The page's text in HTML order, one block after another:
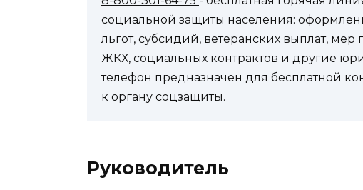
социальной защиты населения:
льгот, субсидий, ветеранских выплат,
ЖКХ, социальных контрактов и другие
телефон предназначен для бесплатной
к органу соцзащиты.
Руководитель